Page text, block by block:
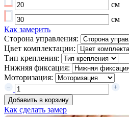
см
см
Как замерить
Сторона управления:
Цвет комплектации:
Тип крепления:
Нижняя фиксация:
Моторизация:
Добавить в корзину
Как сделать замер